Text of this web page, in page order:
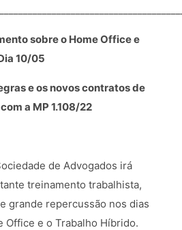
sobre o Home Office e
10/05
e os novos contratos de
a MP 1.108/22
de Advogados irá
treinamento trabalhista,
grande repercussão nos dias
Office e o Trabalho Híbrido.